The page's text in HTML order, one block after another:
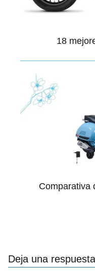
18
Comparativa
Deja una respuesta